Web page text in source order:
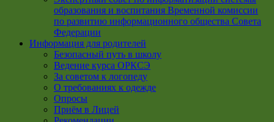
образования и воспитания Временной комиссии
по развитию информационного общества Совета
Федерации
Информация для родителей
Безопасный путь в школу
Ведение курса ОРКСЭ
За советом к логопеду
О требованиях к одежде
Опросы
Приём в Лицей